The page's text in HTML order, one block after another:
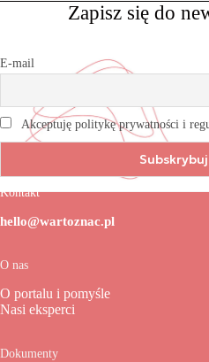
Zapisz się do
E-mail
Akceptuję politykę prywatności i
Kontakt
hello@wartoznac.pl
O nas
O portalu i pomyśle
Nasi eksperci
Dokumenty